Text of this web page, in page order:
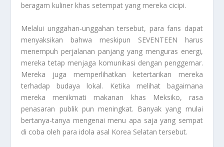
beragam kuliner khas setempat yang mereka cicipi.
Melalui unggahan-unggahan tersebut, para fans dapat
menyaksikan bahwa meskipun SEVENTEEN harus
menempuh perjalanan panjang yang menguras energi,
mereka tetap menjaga komunikasi dengan penggemar.
Mereka juga memperlihatkan ketertarikan mereka
terhadap budaya lokal. Ketika melihat bagaimana
mereka menikmati makanan khas Meksiko, rasa
penasaran publik pun meningkat. Banyak yang mulai
bertanya-tanya mengenai menu apa saja yang sempat
di coba oleh para idola asal Korea Selatan tersebut.